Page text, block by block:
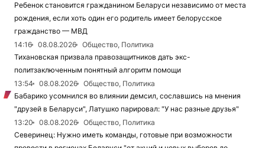
Ребенок становится гражданином Беларуси независимо от места
рождения, если хоть один его родитель имеет белорусское
гражданство — МВД
14:16
08.08.2026
Общество, Политика
Тихановская призвала правозащитников дать экс-
политзаключенным понятный алгоритм помощи
13:54
08.08.2026
Общество, Политика
Бабарико усомнился во влиянии демсил, сославшись на мнения
"друзей в Беларуси", Латушко парировал: "У нас разные друзья"
13:20
08.08.2026
Общество, Политика
Северинец: Нужно иметь команды, готовые при возможности